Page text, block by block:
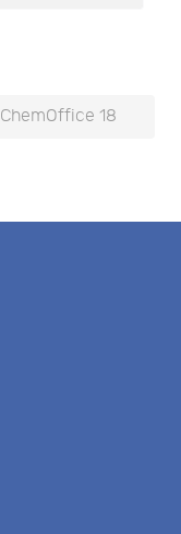
ChemOffice 18